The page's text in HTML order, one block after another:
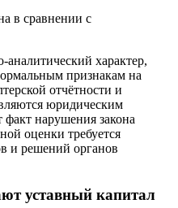
в сравнении с
характер,
признакам на
отчётности и
юридическим
нарушения закона
оценки требуется
и решений органов
уставный капитал